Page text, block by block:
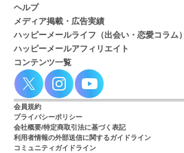
ヘルプ
メディア掲載・広告実績
ハッピーメールライフ（出会い・恋愛コラム）
ハッピーメールアフィリエイト
コンテンツ一覧
会員規約
プライバシーポリシー
会社概要/特定商取引法に基づく表記
利用者情報の外部送信に関するガイドライン
コミュニティガイドライン